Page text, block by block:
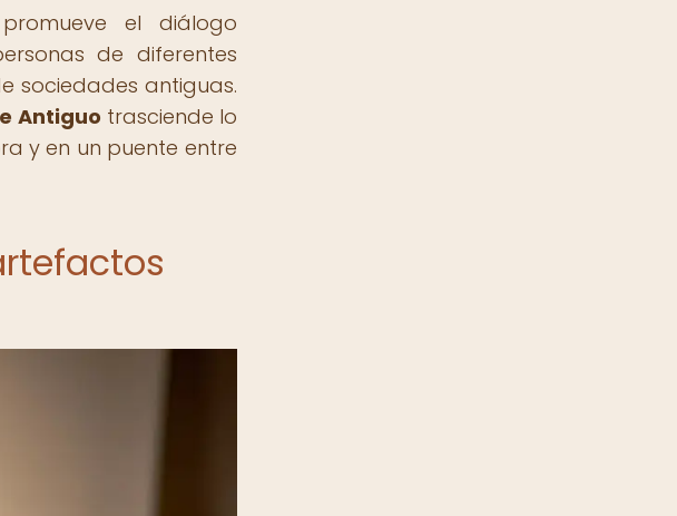
promueve el diálogo
de diferentes
sociedades antiguas.
Antiguo trasciende lo
y en un puente entre